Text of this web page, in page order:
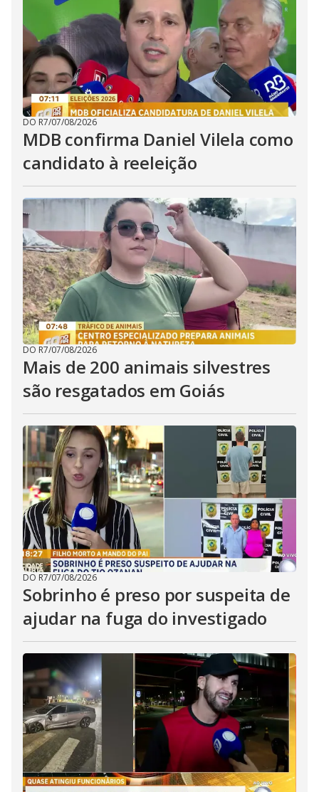
DO R7/07/08/2026
MDB confirma Daniel Vilela como
candidato à reeleição
DO R7/07/08/2026
Mais de 200 animais silvestres
são resgatados em Goiás
DO R7/07/08/2026
Sobrinho é preso por suspeita de
ajudar na fuga do investigado